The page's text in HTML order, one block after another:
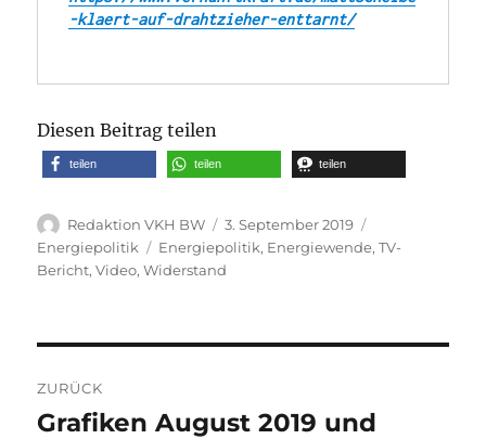
-klaert-auf-drahtzieher-enttarnt/
Diesen Beitrag teilen
teilen teilen teilen
Autor
Redaktion VKH BW
Veröffentlicht
am
3. September 2019
Energiepolitik
Schlagwörter
Energiepolitik, Energiewende,TV-
Bericht,Video,Widerstand
ZURÜCK
Vorheriger
Grafiken August 2019 und